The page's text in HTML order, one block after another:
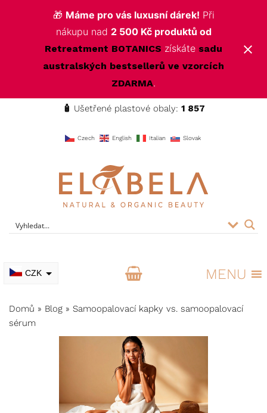
🎁 Máme pro vás luxusní dárek! Při
nákupu nad 2 500 Kč produktů od
Retreatment BOTANICS získáte sadu
australských bestsellerů ve vzorcích
ZDARMA.
🧴 Ušetřené plastové obaly: 1 857
Czech English Italian Slovak
ELABELA Beauty Kvalitní kosmetika pro vás
CZK MENU
Domů » Blog » Samoopalovací kapky vs. samoopalovací
sérum